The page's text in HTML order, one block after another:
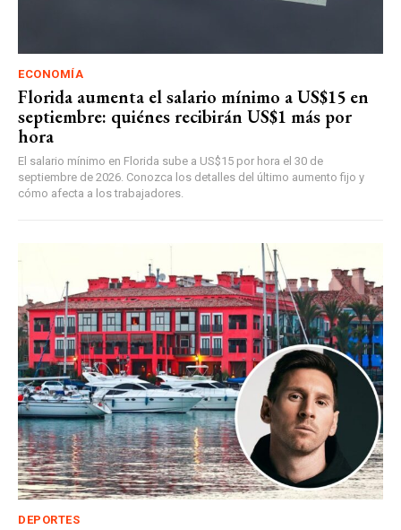
ECONOMÍA
Florida aumenta el salario mínimo a US$15 en
septiembre: quiénes recibirán US$1 más por
hora
El salario mínimo en Florida sube a US$15 por hora el 30 de
septiembre de 2026. Conozca los detalles del último aumento fijo y
cómo afecta a los trabajadores.
DEPORTES